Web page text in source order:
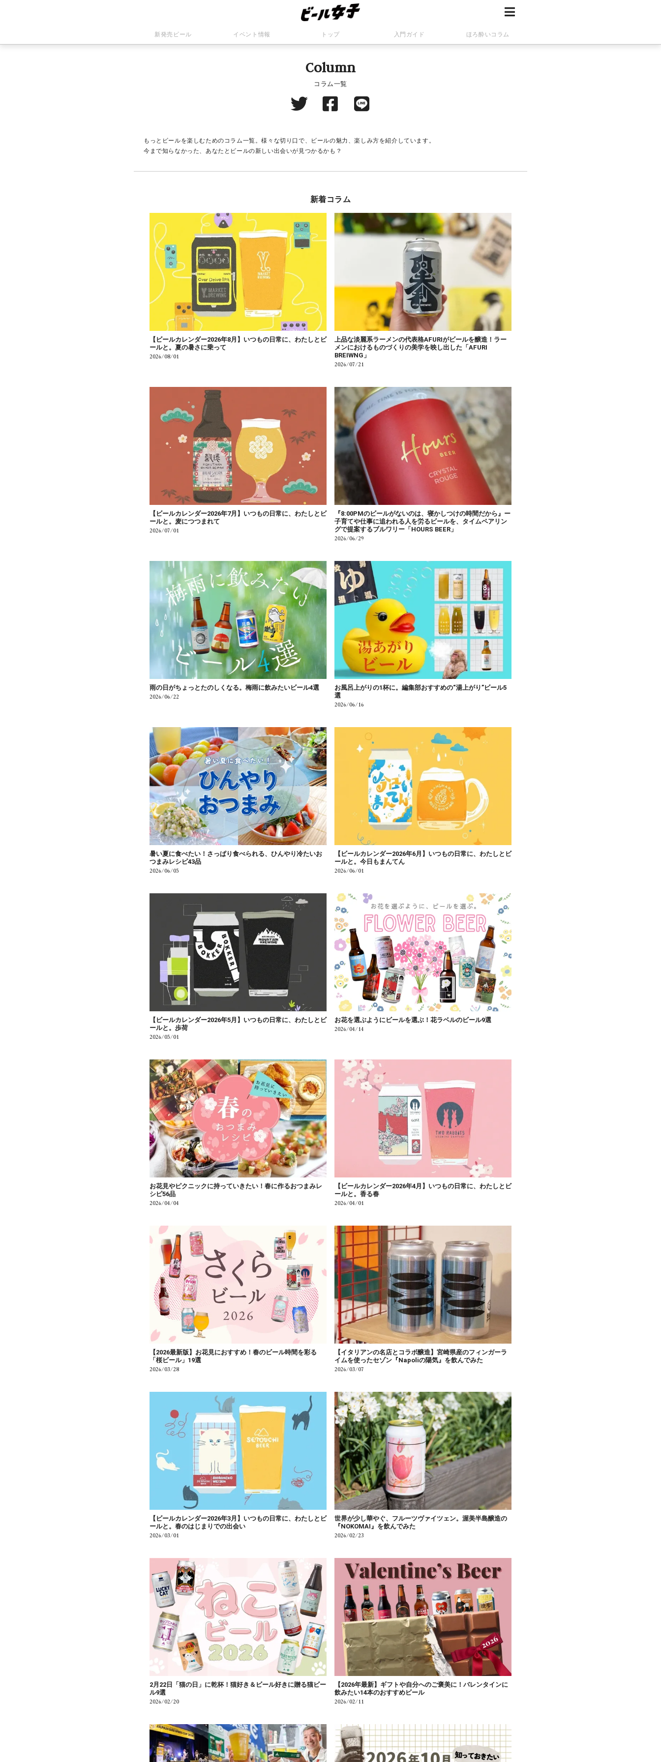
新発売ビール イベント情報 トップ 入門ガイド ほろ酔いコラム
Column
コラム一覧
もっとビールを楽しむためのコラム一覧。様々な切り口で、ビールの魅力、楽しみ方を紹介しています。
今まで知らなかった、あなたとビールの新しい出会いが見つかるかも？
新着コラム
【ビールカレンダー2026年8月】いつもの日常に、わたしとビ
ールと。夏の暑さに乗って
2026/08/01
上品な淡麗系ラーメンの代表格AFURIがビールを醸造！ラー
メンにおけるものづくりの美学を映し出した「AFURI
BREIWNG」
2026/07/21
【ビールカレンダー2026年7月】いつもの日常に、わたしとビ
ールと。麦につつまれて
2026/07/01
『8:00PMのビールがないのは、寝かしつけの時間だから』ー
子育てや仕事に追われる人を労るビールを、タイムペアリン
グで提案するブルワリー「HOURS BEER」
2026/06/29
雨の日がちょっとたのしくなる。梅雨に飲みたいビール4選
2026/06/22
お風呂上がりの1杯に。編集部おすすめの“湯上がり”ビール5
選
2026/06/16
暑い夏に食べたい！さっぱり食べられる、ひんやり冷たいお
つまみレシピ43品
2026/06/05
【ビールカレンダー2026年6月】いつもの日常に、わたしとビ
ールと。今日もまんてん
2026/06/01
【ビールカレンダー2026年5月】いつもの日常に、わたしとビ
ールと。歩荷
2026/05/01
お花を選ぶようにビールを選ぶ！花ラベルのビール9選
2026/04/14
お花見やピクニックに持っていきたい！春に作るおつまみレ
シピ56品
2026/04/04
【ビールカレンダー2026年4月】いつもの日常に、わたしとビ
ールと。香る春
2026/04/01
【2026最新版】お花見におすすめ！春のビール時間を彩る
「桜ビール」19選
2026/03/28
【イタリアンの名店とコラボ醸造】宮崎県産のフィンガーラ
イムを使ったセゾン『Napoliの陽気』を飲んでみた
2026/03/07
【ビールカレンダー2026年3月】いつもの日常に、わたしとビ
ールと。春のはじまりでの出会い
2026/03/01
世界が少し華やぐ、フルーツヴァイツェン。渥美半島醸造の
『NOKOMAI』を飲んでみた
2026/02/23
2月22日「猫の日」に乾杯！猫好き＆ビール好きに贈る猫ビー
ル9選
2026/02/20
【2026年最新】ギフトや自分へのご褒美に！バレンタインに
飲みたい14本のおすすめビール
2026/02/11